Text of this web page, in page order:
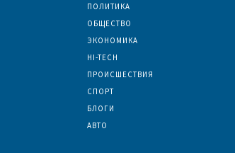
ПОЛИТИКА
ОБЩЕСТВО
ЭКОНОМИКА
HI-TECH
ПРОИСШЕСТВИЯ
СПОРТ
БЛОГИ
АВТО